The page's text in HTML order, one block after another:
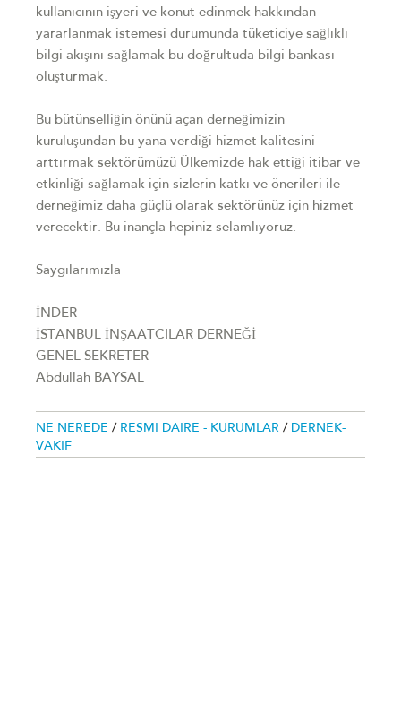
kullanıcının işyeri ve konut edinmek hakkından
yararlanmak istemesi durumunda tüketiciye sağlıklı
bilgi akışını sağlamak bu doğrultuda bilgi bankası
oluşturmak.
Bu bütünselliğin önünü açan derneğimizin
kuruluşundan bu yana verdiği hizmet kalitesini
arttırmak sektörümüzü Ülkemizde hak ettiği itibar ve
etkinliği sağlamak için sizlerin katkı ve önerileri ile
derneğimiz daha güçlü olarak sektörünüz için hizmet
verecektir. Bu inançla hepiniz selamlıyoruz.
Saygılarımızla
İNDER
İSTANBUL İNŞAATCILAR DERNEĞİ
GENEL SEKRETER
Abdullah BAYSAL
NE NEREDE / RESMI DAIRE - KURUMLAR / DERNEK-
VAKIF